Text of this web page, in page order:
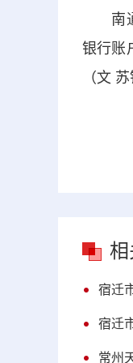
南通
银行账
（文 苏
相
宿迁
宿迁
常州